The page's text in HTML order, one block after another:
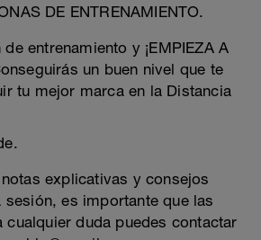
DE ENTRENAMIENTO.
entrenamiento y ¡EMPIEZA A
un buen nivel que te
tu mejor marca en la Distancia
explicativas y consejos
sesión, es importante que las
cualquier duda puedes contactar